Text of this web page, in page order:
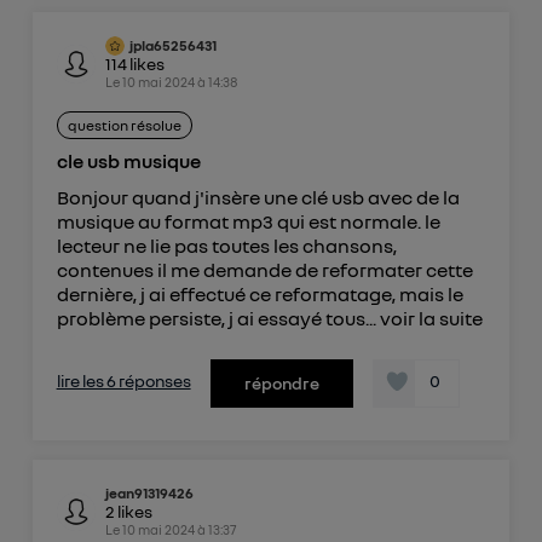
jpla65256431
114likes
Le10 mai 2024à 14:38
question résolue
cle usb musique
Bonjour quand j'insère une clé usb avec de la
musique au format mp3 qui est normale. le
lecteur ne lie pas toutes les chansons,
contenues il me demande de reformater cette
dernière, j ai effectué ce reformatage, mais le
problème persiste, j ai essayé tous... voir la suite
lire les 6 réponses répondre 0
jean91319426
2 likes
Le10 mai 2024à 13:37